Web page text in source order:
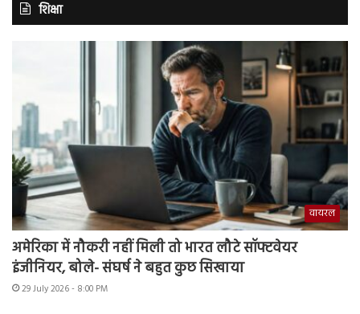
शिक्षा
वायरल
अमेरिका में नौकरी नहीं मिली तो भारत लौटे सॉफ्टवेयर
इंजीनियर, बोले- संघर्ष ने बहुत कुछ सिखाया
29 July 2026 - 8:00 PM